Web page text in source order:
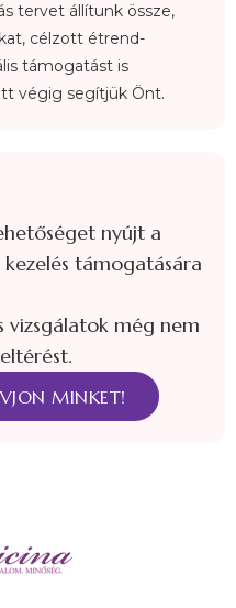
tervet állítunk össze,
célzott étrend-
támogatást is
végig segítjük Önt.
nyújt a
támogatására
vizsgálatok még nem
MINKET!